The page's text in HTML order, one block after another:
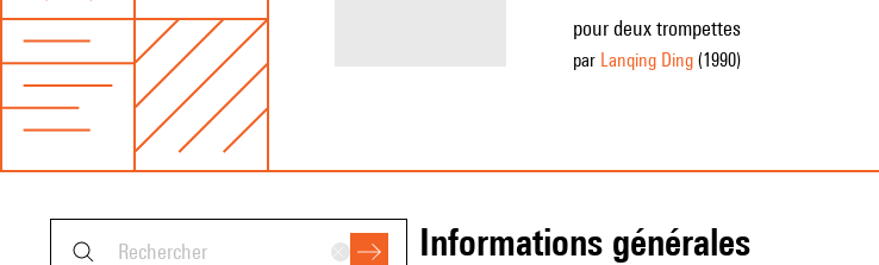
pour deux trompettes
par Lanqing Ding(1990)
informations générales